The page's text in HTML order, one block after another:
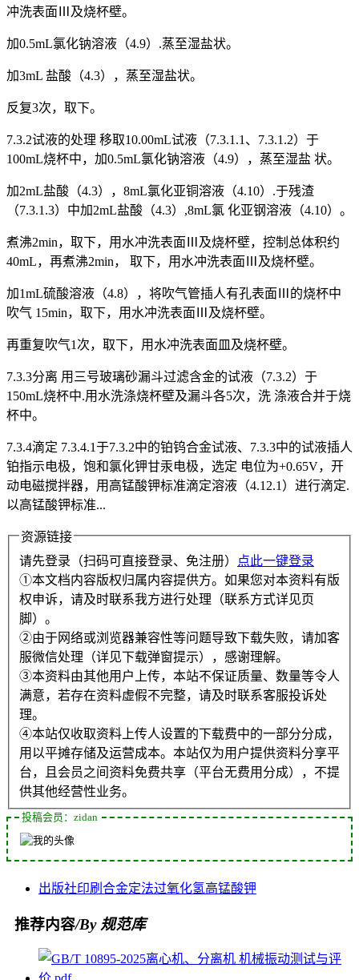
冲洗表面Ⅲ及烧杯壁。
加0.5mL氯化钠溶液（4.9）.蒸至湿盐状。
加3mL 盐酸（4.3），蒸至湿盐状。
反复3次，取下。
7.3.2试液的处理 移取10.00mL试液（7.3.1.1、7.3.1.2）于
100mL烧杯中，加0.5mL氯化钠溶液（4.9），蒸至湿盐 状。
加2mL盐酸（4.3），8mL氯化亚铜溶液（4.10）.于残渣
（7.3.1.3）中加2mL盐酸（4.3）,8mL氯 化亚钢溶液（4.10）。
煮沸2min，取下，用水冲洗表面Ⅲ及烧杯壁，控制总体积约
40mL，再煮沸2min， 取下，用水冲洗表面Ⅲ及烧杯壁。
加1mL硫酸溶液（4.8），将吹气管插人有孔表面Ⅲ的烧杯中
吹气 15min，取下，用水冲洗表面Ⅲ及烧杯壁。
再重复吹气1次，取下，用水冲洗表面皿及烧杯壁。
7.3.3分离 用三号玻璃砂漏斗过滤含金的试液（7.3.2）于
150mL烧杯中.用水洗涤烧杯壁及漏斗各5次，洗 涤液合并于烧
杯中。
7.3.4滴定 7.3.4.1于7.3.2中的铂钨合金试液、7.3.3中的试液插人
铂指示电极，饱和氯化钾甘汞电极，选定 电位为+0.65V，开
动电磁搅拌器，用高锰酸钾标准滴定溶液（4.12.1）进行滴定.
以高锰酸钾标准...
资源链接
请先登录（扫码可直接登录、免注册）
点此一键登录
①本文档内容版权归属内容提供方。如果您对本资料有版
权申诉，请及时联系我方进行处理（联系方式详见页
脚）。
②由于网络或浏览器兼容性等问题导致下载失败，请加客
服微信处理（详见下载弹窗提示），感谢理解。
③本资料由其他用户上传，本站不保证质量、数量等令人
满意，若存在资料虚假不完整，请及时联系客服投诉处
理。
④本站仅收取资料上传人设置的下载费中的一部分分成，
用以平摊存储及运营成本。本站仅为用户提供资料分享平
台，且会员之间资料免费共享（平台无费用分成），不提
供其他经营性业务。
投稿会员：zidan
出版社印刷 合金定法过氧化氢高锰酸钾
推荐内容/By 规范库